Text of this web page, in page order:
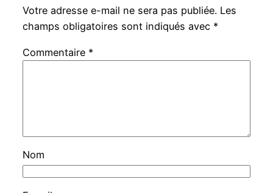
Votre adresse e-mail ne sera pas publiée. Les
champs obligatoires sont indiqués avec *
Commentaire *
Nom